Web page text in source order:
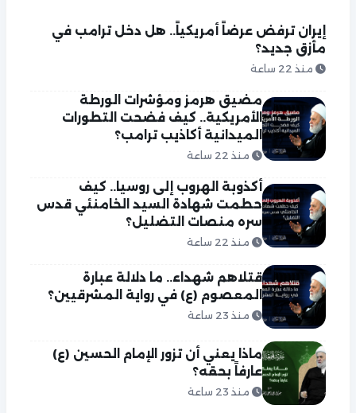
إيران ترفض عرضاً أمريكياً.. هل دخل ترامب في
مأزق جديد؟
منذ 22 ساعة
مضيق هرمز ومؤشرات الورطة
الأمريكية.. كيف فضحت التطورات
الميدانية أكاذيب ترامب؟
منذ 22 ساعة
أكذوبة الهروب إلى روسيا.. كيف
حطمت شهادة السيد الخامنئي قدس
سره منصات التضليل؟
منذ 22 ساعة
قتلاهم شهداء.. ما دلالة عبارة
المعصوم (ع) في رواية المشرقيين؟
منذ 23 ساعة
ماذا يعني أن تزور الإمام الحسين (ع)
عارفاً بحقه؟
منذ 23 ساعة